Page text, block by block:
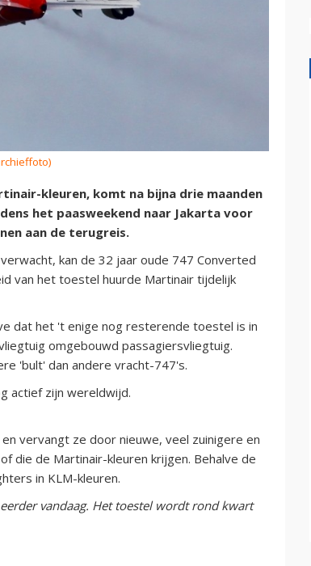
kleuren, komt na bijna drie maanden
het paasweekend naar Jakarta voor
aan de terugreis.
kan de 32 jaar oude 747 Converted
van het toestel huurde Martinair tijdelijk
dat het 't enige nog resterende toestel is in
omgebouwd passagiersvliegtuig.
'bult' dan andere vracht-747's.
actief zijn wereldwijd.
vervangt ze door nieuwe, veel zuinigere en
of die de Martinair-kleuren krijgen. Behalve de
in KLM-kleuren.
vandaag. Het toestel wordt rond kwart